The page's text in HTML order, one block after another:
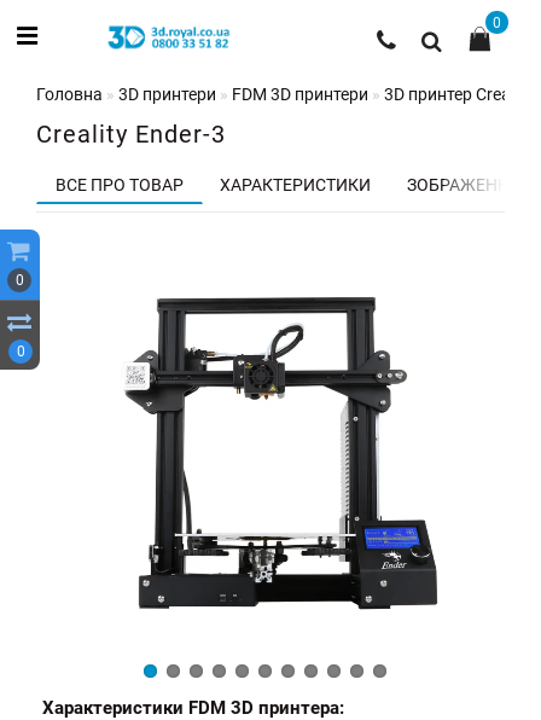
0
0
0
Головна 3D принтери FDM 3D принтери 3D принтер Creality
Creality Ender-3
ВСЕ ПРО ТОВАР ХАРАКТЕРИСТИКИ ЗОБРАЖЕННЯ
Характеристики FDM 3D принтера: